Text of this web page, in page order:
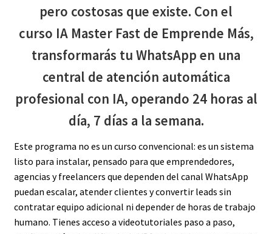
pero costosas que existe. Con el
curso IA Master Fast de Emprende Más,
transformarás tu WhatsApp en una
central de atención automática
profesional con IA, operando 24 horas al
día, 7 días a la semana.
Este programa no es un curso convencional: es un sistema
listo para instalar, pensado para que emprendedores,
agencias y freelancers que dependen del canal WhatsApp
puedan escalar, atender clientes y convertir leads sin
contratar equipo adicional ni depender de horas de trabajo
humano. Tienes acceso a videotutoriales paso a paso,